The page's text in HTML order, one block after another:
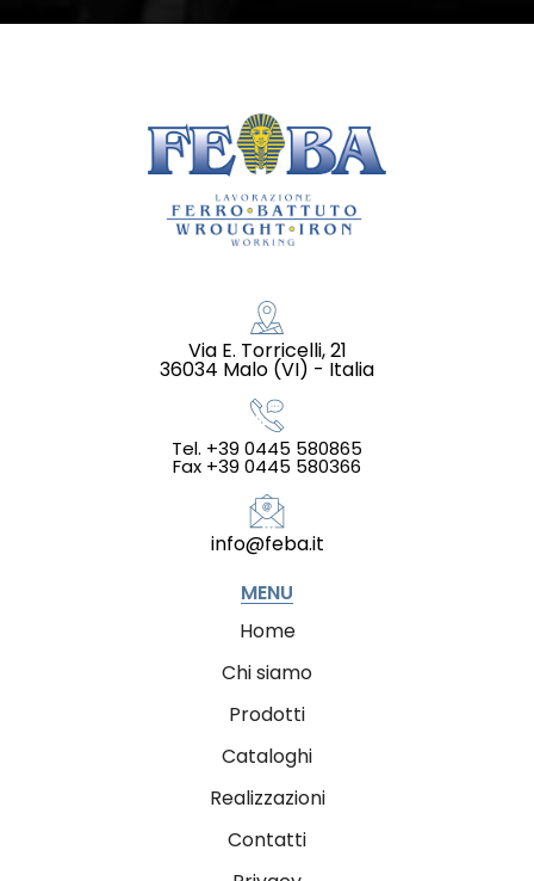
Via E. Torricelli, 21
36034 Malo (VI) - Italia
Tel. +39 0445 580865
Fax +39 0445 580366
info@feba.it
MENU
Home
Chi siamo
Prodotti
Cataloghi
Realizzazioni
Contatti